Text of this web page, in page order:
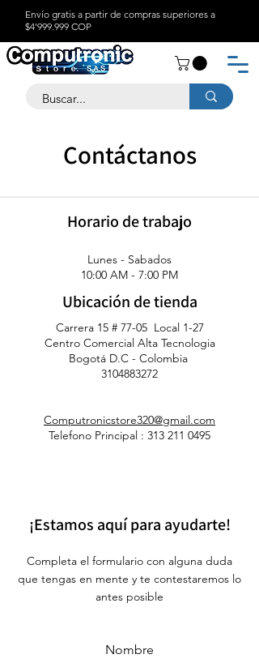
Envío gratis a partir de compras superiores a
$4'999.999 COP
Contáctanos
Horario de trabajo
Lunes - Sabados
10:00 AM - 7:00 PM
Ubicación de tienda
Carrera 15 # 77-05 Local 1-27
Centro Comercial Alta Tecnologia
Bogotá D.C - Colombia
​3104883272
Computronicstore320@gmail.com
Telefono Principal : 313 211 0495
¡Estamos aquí para ayudarte!
Completa el formulario con alguna duda
que tengas en mente y te contestaremos lo
antes posible
Nombre